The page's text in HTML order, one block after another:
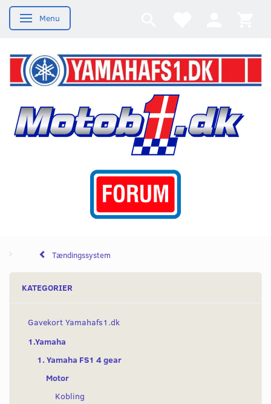
Skifte navigation
Menu
Tændingssystem
KATEGORIER
Gavekort Yamahafs1.dk
1.Yamaha
1. Yamaha FS1 4 gear
Motor
Kobling